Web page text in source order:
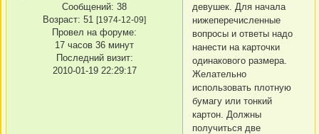
Сообщений: 38
Возраст: 51 [1974-12-09]
Провел на форуме:
17 часов 36 минут
Последний визит:
2010-01-19 22:29:17
девушек. Для начала
нижеперечисленные
вопросы и ответы надо
нанести на карточки
одинакового размера.
Желательно
использовать плотную
бумагу или тонкий
картон. Должны
получиться две